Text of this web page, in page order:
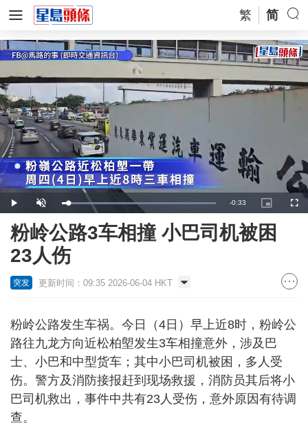
繁 简
Play Unmute Loaded:
100.00%
Remaining
Time
-0:33
Picture-
in-
粉岭公路3车相撞 小巴司机被困
23人伤
突发 更新时间：09:35 2026-06-04 HKT
粉岭公路发生车祸。今日（4日）早上近8时，粉岭公
路往九龙方向近松柏塱发生3车相撞意外，涉及巴
士、小巴和中型货车；其中小巴司机被困，多人受
伤。警方及消防接报赶到现场救援，消防员其后将小
巴司机救出，事件中共有23人受伤，意外原因有待调
查。